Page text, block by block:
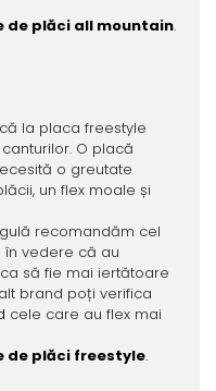
de plăci all mountain.
la placa freestyle
O placă
o greutate
un flex moale și
recomandăm cel
în vedere că au
să fie mai iertătoare
brand poți verifica
cele care au flex mai
de plăci freestyle.